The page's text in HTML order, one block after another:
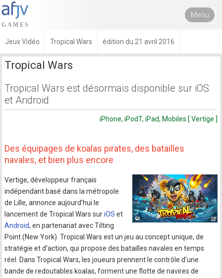
Menu
Jeux Vidéo Tropical Wars édition du 21 avril 2016
Tropical Wars
Tropical Wars est désormais disponible sur iOS
et Android
iPhone, iPodT, iPad, Mobiles [ Vertige ]
Des équipages de koalas pirates, des batailles
navales, et bien plus encore
Vertige, développeur français
indépendant basé dans la métropole
de Lille, annonce aujourd’hui le
lancement de Tropical Wars suriOS et
Android, en partenariat avec Tilting
Point (New York). Tropical Wars est un jeu au concept unique, de
stratégie et d’action, qui propose des batailles navales en temps
réel. Dans Tropical Wars, les joueurs prennent le contrôle d’une
bande de redoutables koalas, forment une flotte de navires de